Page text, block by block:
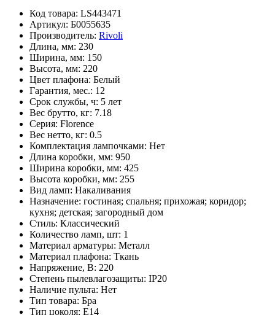
Код товара: LS443471
Артикул: Б0055635
Производитель: Rivoli
Длина, мм: 230
Ширина, мм: 150
Высота, мм: 220
Цвет плафона: Белый
Гарантия, мес.: 12
Срок службы, ч: 5 лет
Вес брутто, кг: 7.18
Серия: Florence
Вес нетто, кг: 0.5
Комплектация лампочками: Нет
Длина коробки, мм: 950
Ширина коробки, мм: 425
Высота коробки, мм: 255
Вид ламп: Накаливания
Назначение: гостиная; спальня; прихожая; коридор;
кухня; детская; загородный дом
Стиль: Классический
Количество ламп, шт: 1
Материал арматуры: Металл
Материал плафона: Ткань
Напряжение, В: 220
Степень пылевлагозащиты: IP20
Наличие пульта: Нет
Тип товара: Бра
Тип цоколя: E14